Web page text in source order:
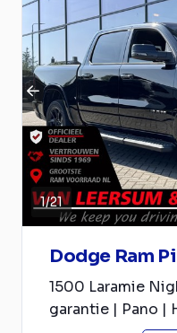
1/21
Dodge Ram
1500 Laramie
garantie | Pano |